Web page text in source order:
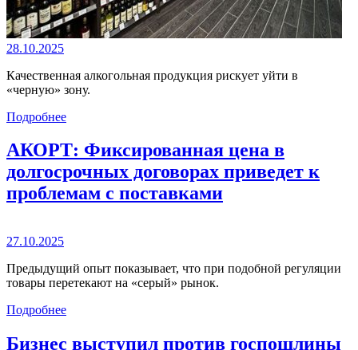
28.10.2025
Качественная алкогольная продукция рискует уйти в
«черную» зону.
Подробнее
АКОРТ: Фиксированная цена в
долгосрочных договорах приведет к
проблемам с поставками
27.10.2025
Предыдущий опыт показывает, что при подобной регуляции
товары перетекают на «серый» рынок.
Подробнее
Бизнес выступил против госпошлины